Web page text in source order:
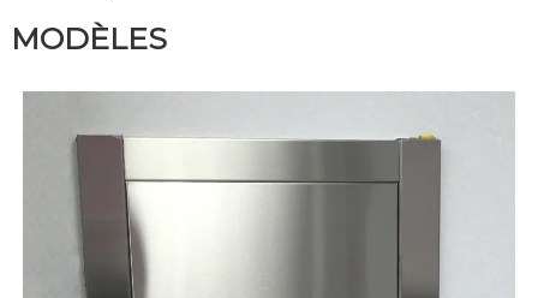
MODÈLES